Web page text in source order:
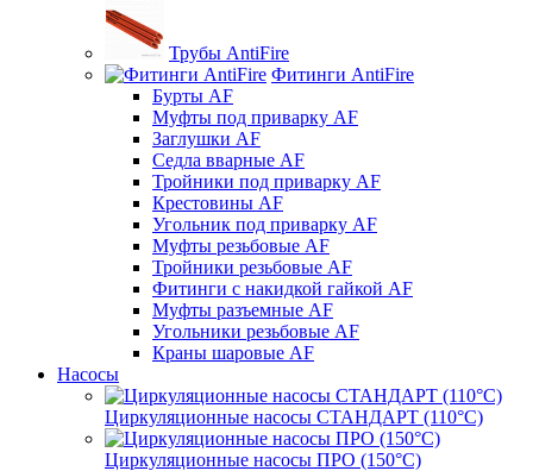
Трубы AntiFire
Фитинги AntiFire
Бурты AF
Муфты под приварку AF
Заглушки AF
Седла вварные AF
Тройники под приварку AF
Крестовины AF
Угольник под приварку AF
Муфты резьбовые AF
Тройники резьбовые AF
Фитинги с накидкой гайкой AF
Муфты разъемные AF
Угольники резьбовые AF
Краны шаровые AF
Насосы
Циркуляционные насосы СТАНДАРТ (110°C)
Циркуляционные насосы ПРО (150°C)